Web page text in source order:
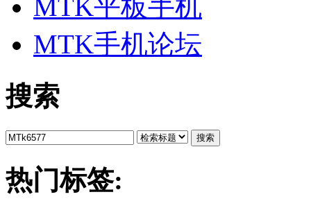
MTK平板手机
MTK手机论坛
搜索
搜索
热门标签: